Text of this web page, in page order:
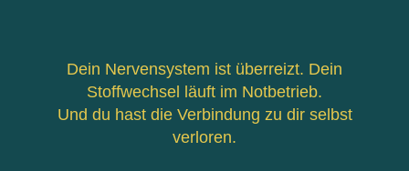
Dein Nervensystem ist überreizt. Dein
Stoffwechsel läuft im Notbetrieb.
Und du hast die Verbindung zu dir selbst
verloren.